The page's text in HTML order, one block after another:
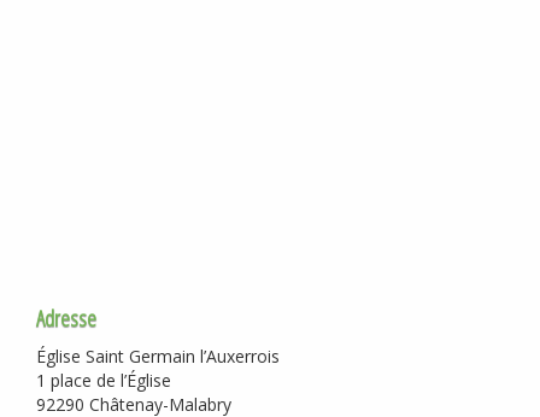
Adresse
Église Saint Germain l’Auxerrois
1 place de l’Église
92290 Châtenay-Malabry